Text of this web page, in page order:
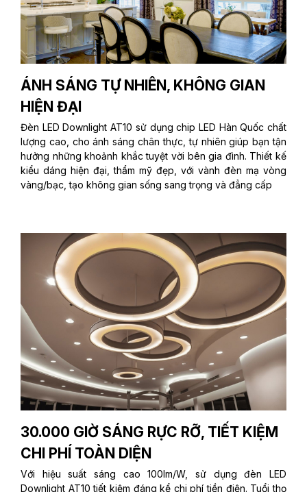
ÁNH SÁNG TỰ NHIÊN, KHÔNG GIAN
HIỆN ĐẠI
Đèn LED Downlight AT10 sử dụng chip LED Hàn Quốc chất
lượng cao, cho ánh sáng chân thực, tự nhiên giúp bạn tận
hưởng những khoảnh khắc tuyệt vời bên gia đình. Thiết kế
kiểu dáng hiện đại, thẩm mỹ đẹp, với vành đèn mạ vòng
vàng/bạc, tạo không gian sống sang trọng và đẳng cấp
30.000 GIỜ SÁNG RỰC RỠ, TIẾT KIỆM
CHI PHÍ TOÀN DIỆN
Với hiệu suất sáng cao 100lm/W, sử dụng đèn LED
Downlight AT10 tiết kiệm đáng kể chi phí tiền điện. Tuổi thọ